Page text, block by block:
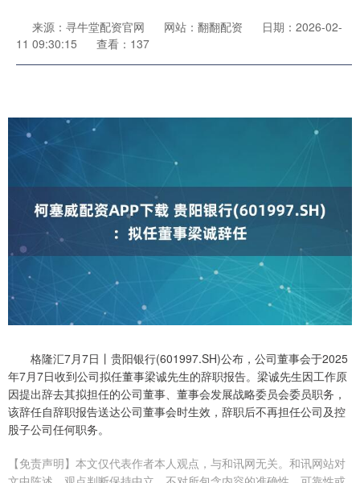
来源：寻牛堂配资官网 网站：翻翻配资
日期：2026-02-
11 09:30:15
查看：137
格隆汇7月7日丨贵阳银行(601997.SH)公布，公司董事会于2025
年7月7日收到公司拟任董事梁诚先生的辞职报告。梁诚先生因工作原
因提出辞去其拟担任的公司董事、董事会发展战略委员会委员职务，
该辞任自辞职报告送达公司董事会时生效，辞职后不再担任公司及控
股子公司任何职务。
【免责声明】本文仅代表作者本人观点，与和讯网无关。和讯网站对